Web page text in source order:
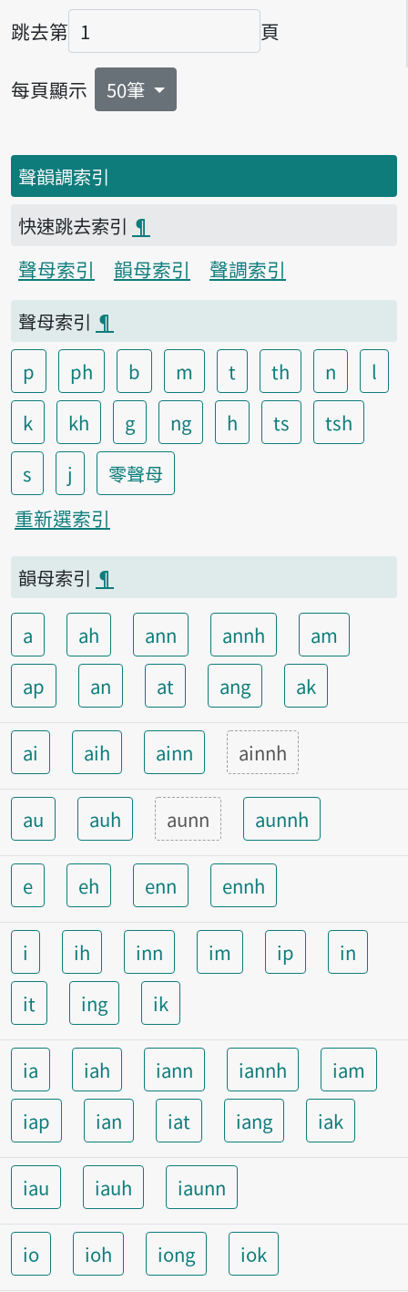
跳去第
頁碼
頁
每頁顯示 50筆
聲韻調索引
快速跳去索引 ¶
聲母索引
韻母索引
聲調索引
聲母索引 ¶
p
ph b m t th n
l
k
kh g ng h ts
tsh
s
j
零聲母
重新選索引
韻母索引 ¶
a ah ann annh
am
ap
an at ang ak
ai aih ainn ainnh
au auh aunn aunnh
e eh enn ennh
i ih inn im ip
in
it
ing ik
ia iah iann iannh
iam
iap
ian iat iang iak
iau iauh iaunn
io ioh iong iok